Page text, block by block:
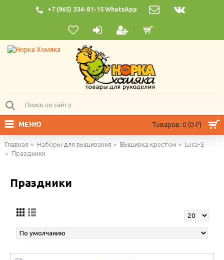
+7 (965) 334-81-15 WhatsApp
Товаров: 0 (0 ₽)
МЕНЮ
Главная Наборы для вышивания Вышивка крестом
Luca-S
Праздники
Праздники